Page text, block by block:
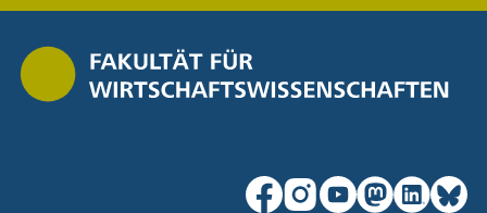
unsere Facebook-Seite
unsere Instagram-
unsere YouTube-
unsereunsere